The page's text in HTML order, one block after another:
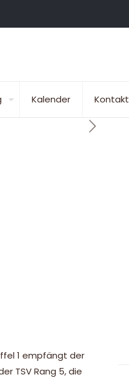
Kalender Kontakt
1 empfängt der
TSV Rang 5, die